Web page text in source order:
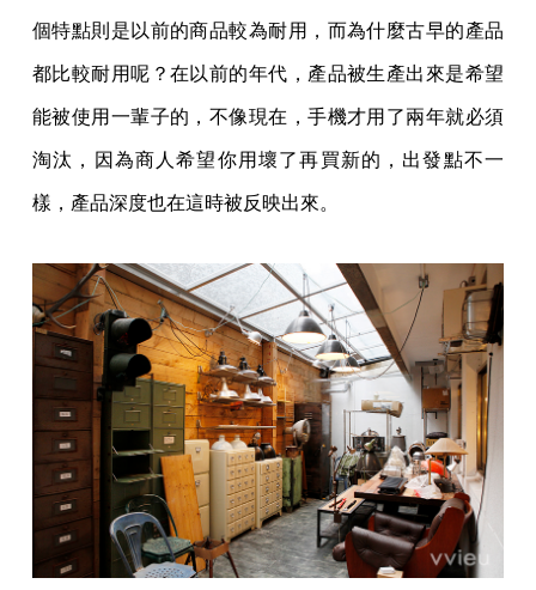
個特點則是以前的商品較為耐用，而為什麼古早的產品
都比較耐用呢？在以前的年代，產品被生產出來是希望
能被使用一輩子的，不像現在，手機才用了兩年就必須
淘汰，因為商人希望你用壞了再買新的，出發點不一
樣，產品深度也在這時被反映出來。